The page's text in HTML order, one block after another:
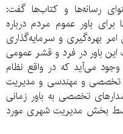
رسانه‌ها و کتاب‌ها گفت:
باور عموم مردم درباره
بهره‌گیری و سرمایه‌گذاری
باور در فرد و قشر عمومی
می‌آید که در واقع نظام
تخصصی و مهندسی و مدیریت
تخصصی به باور زمانی
بخش مدیریت شهری مورد